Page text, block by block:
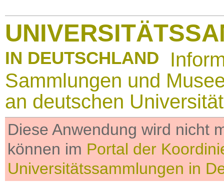
IN DEUTSCHLAND
Sammlungen und
an deutschen
Diese Anwendung wird nicht
können im Portal der
Universitätssammlungen in